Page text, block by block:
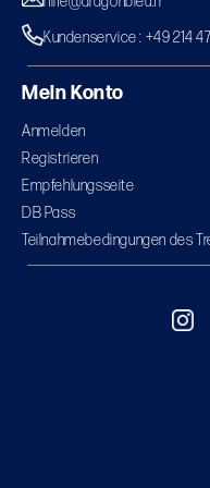
Kundenservice : +49 214
Mein Konto
Anmelden
Registrieren
Empfehlungsseite
DB Pass
Teilnahmebedingungen des